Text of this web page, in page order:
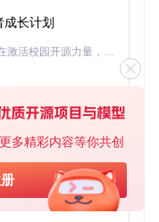
多精彩内容等你共创
代码：
() {
null);
Pig集成Seata分布式事
成长计划
「源启盛夏」暑期校园开发者成长计划旨在激活校园开源力量，通过积分激励、认证扶持、资源倾斜等形式，引导高校组织和开发者完成「入驻 — 建项目 — 做贡献 — 获认证 — 得资源」的完整闭环。无论你是想带领社团入驻平台的组织者，还是希望用代码贡献证明自己的开发者，都能在这里找到属于你的成长路径。
基于Python的Xiaozhi AI，适用于想要完整Xiaozhi体验而无需拥有专用硬件的用户。